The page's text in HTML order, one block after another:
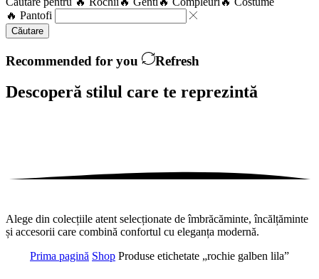
🔥 Pantofi
Căutare
Recommended for you Refresh
Descoperă stilul care te reprezintă
Alege din colecțiile atent selecționate de îmbrăcăminte, încălțăminte
și accesorii care combină confortul cu eleganța modernă.
Prima pagină Shop Produse etichetate „rochie galben lila”